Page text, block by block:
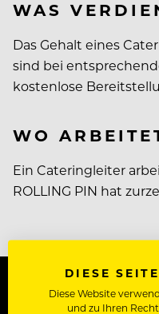
WAS
Das Gehalt eines
sind bei
kostenlose
WO
Ein Cateringleiter
ROLLING PIN hat
DIESE
Diese Website
und zu Ihren